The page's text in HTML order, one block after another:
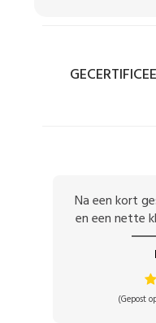
Na een kort
en een nette
(Gepost